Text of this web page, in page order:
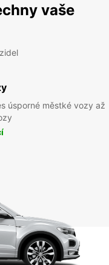
vaše
úsporné městké vozy až